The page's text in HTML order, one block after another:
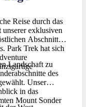
Reise durch das
unserer exklusiven
Abschnitt
Park Trek hat sich
Landschaft zu
des
Unser
in das
Mount Sonder